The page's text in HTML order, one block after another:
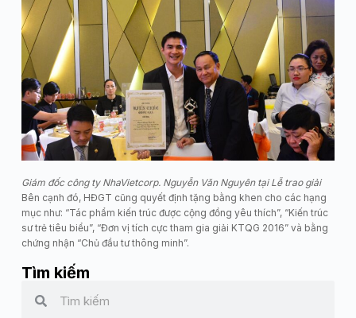
Giám đốc công ty NhaVietcorp. Nguyễn Văn Nguyên tại Lễ trao giải
Bên cạnh đó, HĐGT cũng quyết định tặng bằng khen cho các hạng
mục như: “Tác phẩm kiến trúc được cộng đồng yêu thích”, “Kiến trúc
sư trẻ tiêu biểu”, “Đơn vị tích cực tham gia giải KTQG 2016” và bằng
chứng nhận “Chủ đầu tư thông minh”.
Tìm kiếm